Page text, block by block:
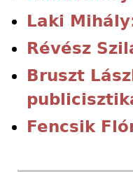
Laki
Révész
Bruszt
Fencsik